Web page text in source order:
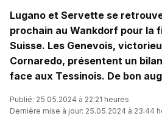
Lugano et Servette se
prochain au Wankdorf pour la
Suisse. Les Genevois,
Cornaredo, présentent un
face aux Tessinois. De bon
Publié: 25.05.2024 à 22:21 heures
Dernière mise à jour: 25.05.2024 à 23:44